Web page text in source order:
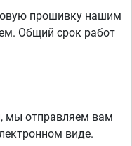
прошивку нашим
Общий срок работ
мы отправляем вам
виде.